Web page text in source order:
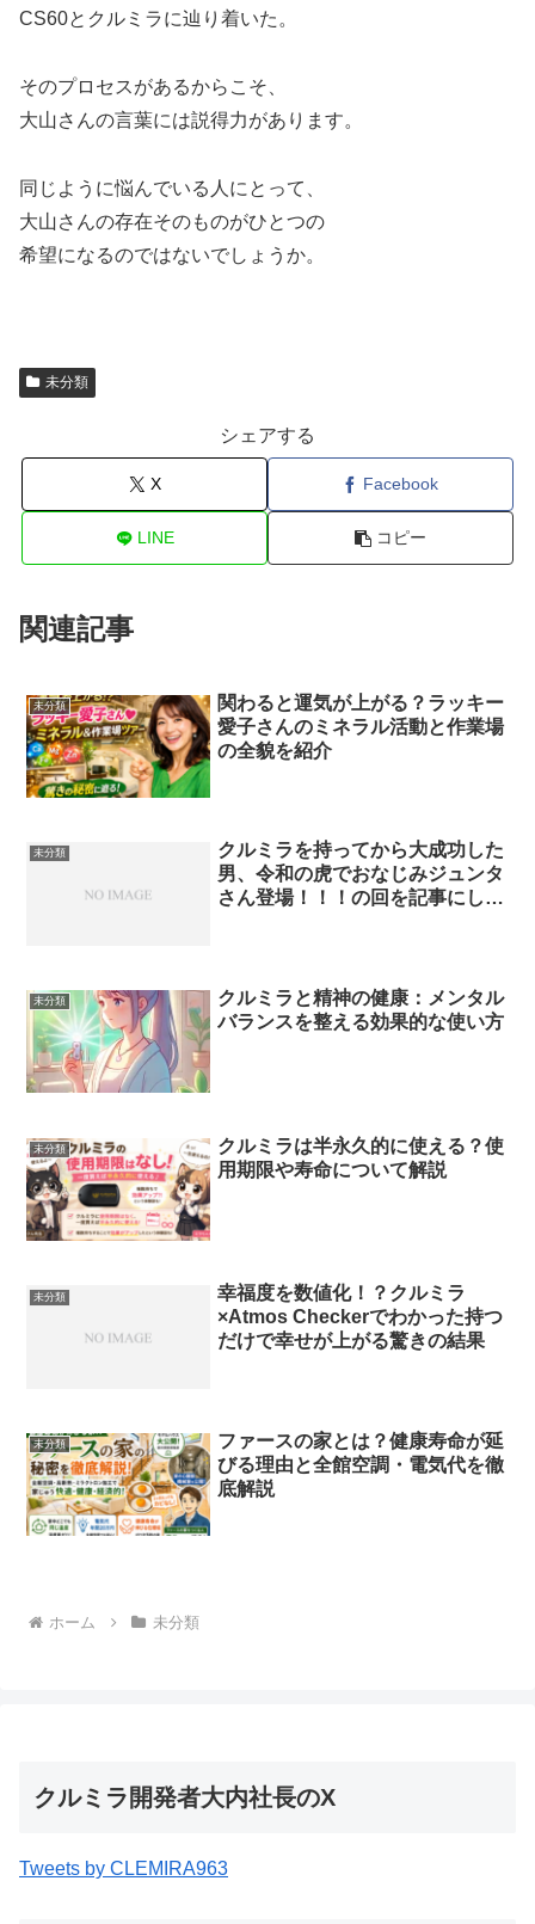
CS60とクルミラに辿り着いた。
そのプロセスがあるからこそ、
大山さんの言葉には説得力があります。
同じように悩んでいる人にとって、
大山さんの存在そのものがひとつの
希望になるのではないでしょうか。
未分類
シェアする
X Facebook
LINE コピー
関連記事
未分類
関わると運気が上がる？ラッキー
愛子さんのミネラル活動と作業場
の全貌を紹介
未分類
クルミラを持ってから大成功した
男、令和の虎でおなじみジュンタ
さん登場！！！の回を記事にして
未分類
クルミラと精神の健康：メンタル
バランスを整える効果的な使い方
未分類
クルミラは半永久的に使える？使
用期限や寿命について解説
未分類
幸福度を数値化！？クルミラ
×Atmos Checkerでわかった持つ
だけで幸せが上がる驚きの結果
未分類
ファースの家とは？健康寿命が延
びる理由と全館空調・電気代を徹
底解説
ホーム 未分類
クルミラ開発者大内社長のX
Tweets by CLEMIRA963